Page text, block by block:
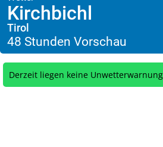
Kirchbichl
Tirol
Derzeit liegen keine